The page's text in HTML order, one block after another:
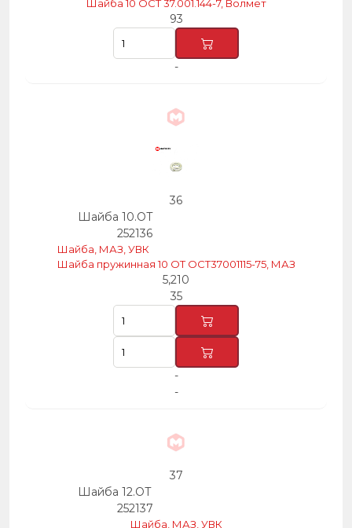
Шайба 10 OCT 37.001.144-7, Волмет
93
-
36
Шайба 10.ОТ
252136
Шайба, МАЗ, УВК
Шайба пружинная 10 ОТ ОСТ37001115-75, МАЗ
5,210
35
-
-
37
Шайба 12.ОТ
252137
Шайба, МАЗ, УВК